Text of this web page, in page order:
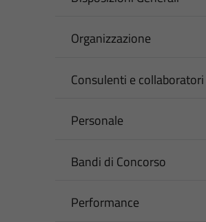
Organizzazione
Consulenti e collaboratori
Personale
Bandi di Concorso
Performance